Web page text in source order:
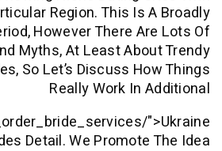
r/ADULTS_ONLY/